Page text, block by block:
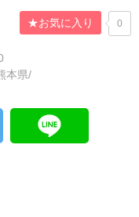
★お気に入り 0
本県/